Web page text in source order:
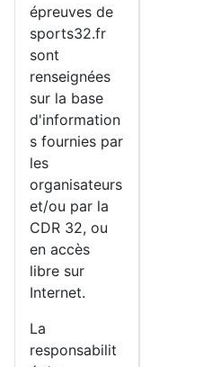
épreuves de
sports32.fr
sont
renseignées
sur la base
d'information
s fournies par
les
organisateurs
et/ou par la
CDR 32, ou
en accès
libre sur
Internet.
La
responsabilit